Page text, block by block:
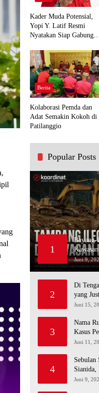
Kader Muda Potensial,
Yopi Y. Latif Resmi
Nyatakan Siap Gabung
Demi Kawal Aspirasi
Panua
Berita
Kolaborasi Pemda dan
Adat Semakin Kokoh di
Patilanggio
Popular Posts
1
Bayang-
Kembali
Juni 9,
2
Di
yang
Juni 15,
3
Nama
Kasus
Juni 11,
4
Sebulan
Sianida,
Juni 9,